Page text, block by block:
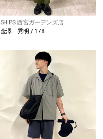
SHIPS 西宮ガーデンズ店
金澤 秀明 / 178